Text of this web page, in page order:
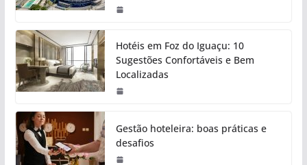
Hotéis em Foz do Iguaçu: 10
Sugestões Confortáveis e Bem
Localizadas
Gestão hoteleira: boas práticas e
desafios